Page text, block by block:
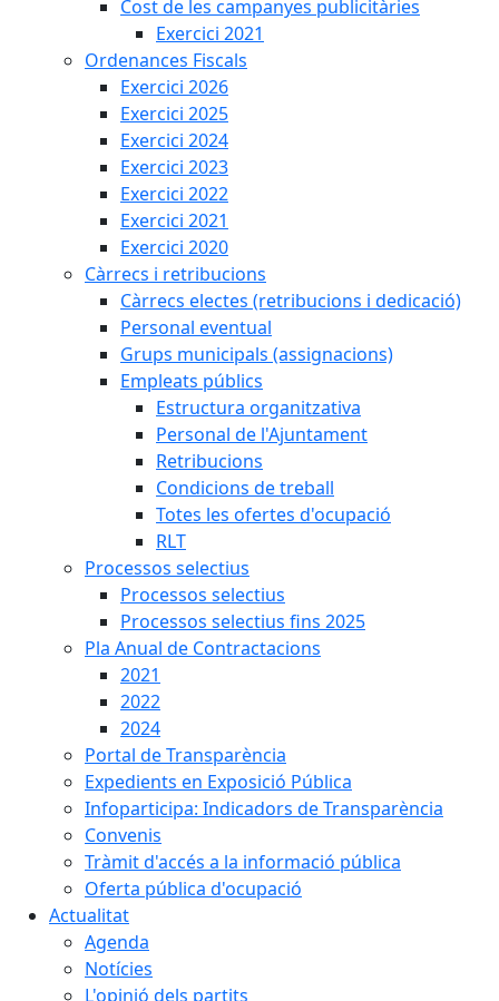
Cost de les campanyes publicitàries
Exercici 2021
Ordenances Fiscals
Exercici 2026
Exercici 2025
Exercici 2024
Exercici 2023
Exercici 2022
Exercici 2021
Exercici 2020
Càrrecs i retribucions
Càrrecs electes (retribucions i dedicació)
Personal eventual
Grups municipals (assignacions)
Empleats públics
Estructura organitzativa
Personal de l'Ajuntament
Retribucions
Condicions de treball
Totes les ofertes d'ocupació
RLT
Processos selectius
Processos selectius
Processos selectius fins 2025
Pla Anual de Contractacions
2021
2022
2024
Portal de Transparència
Expedients en Exposició Pública
Infoparticipa: Indicadors de Transparència
Convenis
Tràmit d'accés a la informació pública
Oferta pública d'ocupació
Actualitat
Agenda
Notícies
L'opinió dels partits